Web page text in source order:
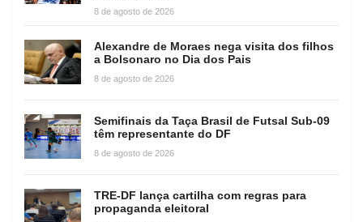
8 de agosto de 2026
Alexandre de Moraes nega visita dos filhos
a Bolsonaro no Dia dos Pais
8 de agosto de 2026
Semifinais da Taça Brasil de Futsal Sub-09
têm representante do DF
8 de agosto de 2026
TRE-DF lança cartilha com regras para
propaganda eleitoral